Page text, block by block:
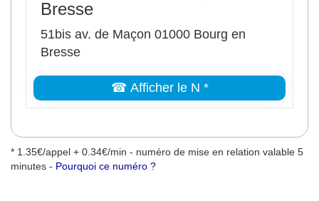
Bresse
51bis av. de Maçon 01000 Bourg en
Bresse
☎ Afficher le N *
* 1.35€/appel + 0.34€/min - numéro de mise en relation valable 5
minutes - Pourquoi ce numéro ?